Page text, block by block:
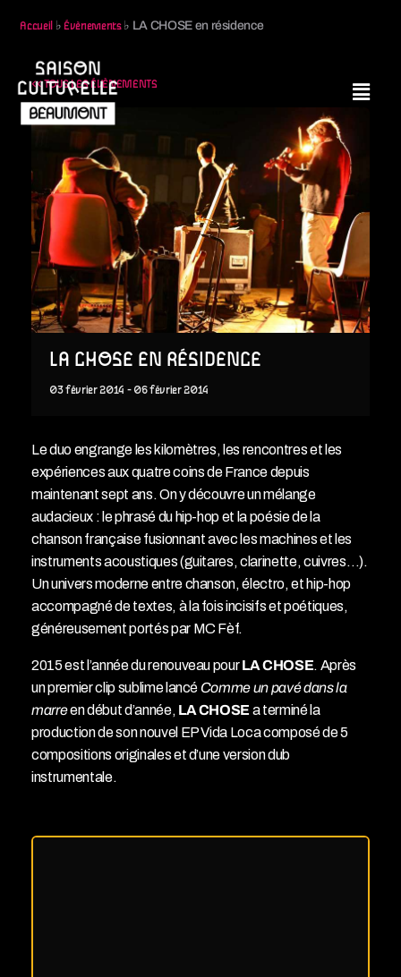
Accueil ♭ Évènements♭ LA CHOSE en résidence
<< TOUS LES ÉVÈNEMENTS
LA CHOSE EN RÉSIDENCE
03février2014 - 06février2014
Le duo engrange les kilomètres, les rencontres et les
expériences aux quatre coins de France depuis
maintenant sept ans. On y découvre un mélange
audacieux : le phrasé du hip-hop et la poésie de la
chanson française fusionnant avec les machines et les
instruments acoustiques (guitares, clarinette, cuivres…).
Un univers moderne entre chanson, électro, et hip-hop
accompagné de textes, à la fois incisifs et poétiques,
généreusement portés par MC Fèf.
2015 est l’année du renouveau pourLA CHOSE. Après
un premier clip sublime lancé Comme un pavé dans la
marreen début d’année, LA CHOSE a terminé la
production de son nouvel EP Vida Loca composé de 5
compositions originales et d’une version dub
instrumentale.